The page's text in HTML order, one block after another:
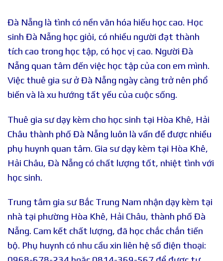
Đà Nẵng là tình có nền văn hóa hiếu học cao. Học
sinh Đà Nẵng học giỏi, có nhiều người đạt thành
tích cao trong học tập, có học vị cao. Người Đà
Nẵng quan tâm đến việc học tập của con em mình.
Việc thuê gia sư ở Đà Nẵng ngày càng trở nên phổ
biến và là xu hướng tất yếu của cuộc sống.
Thuê gia sư dạy kèm cho học sinh tại Hòa Khê, Hải
Châu thành phố Đà Nẵng luôn là vấn đề được nhiều
phụ huynh quan tâm. Gia sư dạy kèm tại Hòa Khê,
Hải Châu, Đà Nẵng có chất lượng tốt, nhiệt tình với
học sinh.
Trung tâm gia sư Bắc Trung Nam nhận dạy kèm tại
nhà tại phường Hòa Khê, Hải Châu, thành phố Đà
Nẵng. Cam kết chất lượng, đã học chắc chắn tiến
bộ. Phụ huynh có nhu cầu xin liên hệ số điện thoại: